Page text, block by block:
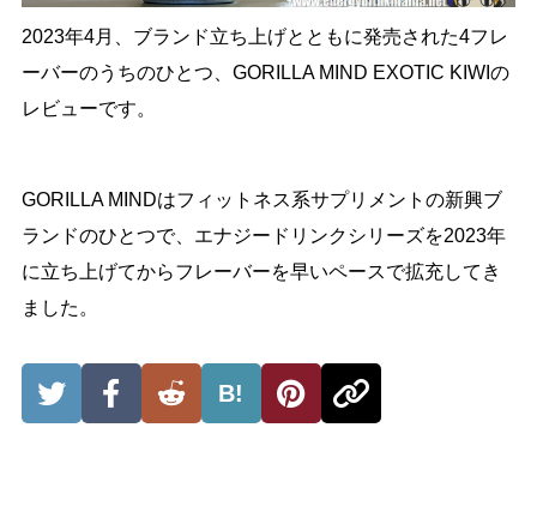
2023年4月、ブランド立ち上げとともに発売された4フレ
ーバーのうちのひとつ、GORILLA MIND EXOTIC KIWIの
レビューです。
GORILLA MINDはフィットネス系サプリメントの新興ブ
ランドのひとつで、エナジードリンクシリーズを2023年
に立ち上げてからフレーバーを早いペースで拡充してき
ました。
B!